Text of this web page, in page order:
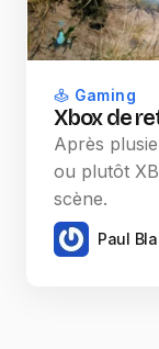
Gaming
Xbox de
Après
ou plutôt
scène.
Paul